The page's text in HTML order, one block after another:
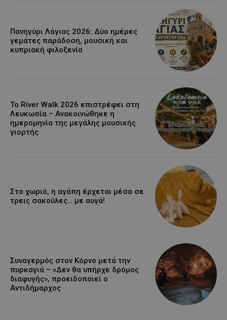
Πανηγύρι Λάγιας 2026: Δύο ημέρες
γεμάτες παράδοση, μουσική και
κυπριακή φιλοξενία
Το River Walk 2026 επιστρέφει στη
Λευκωσία – Ανακοινώθηκε η
ημερομηνία της μεγάλης μουσικής
γιορτής
Στο χωριό, η αγάπη έρχεται μέσα σε
τρεις σακούλες… με αυγά!
Συναγερμός στον Κόρνο μετά την
πυρκαγιά – «Δεν θα υπήρχε δρόμος
διαφυγής», προειδοποιεί ο
Αντιδήμαρχος